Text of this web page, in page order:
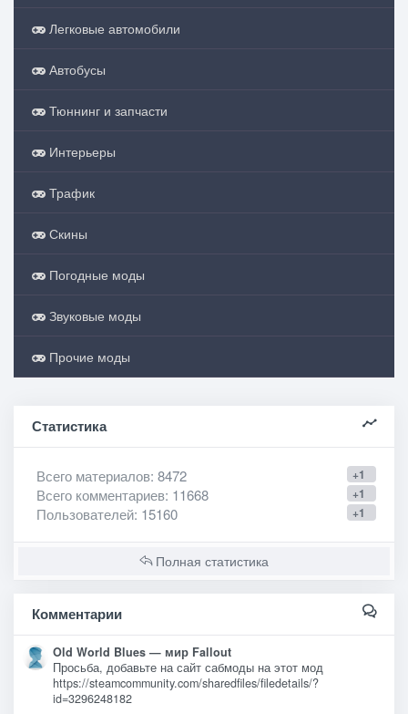
Легковые автомобили
Автобусы
Тюннинг и запчасти
Интерьеры
Трафик
Скины
Погодные моды
Звуковые моды
Прочие моды
Статистика
+1
Всего материалов: 8472
+1
Всего комментариев: 11668
+1
Пользователей: 15160
Полная статистика
Комментарии
Old World Blues — мир Fallout
Просьба, добавьте на сайт сабмоды на этот мод
https://steamcommunity.com/sharedfiles/filedetails/?
id=3296248182